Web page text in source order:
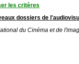
les critères
dossiers de
du Cinéma et de